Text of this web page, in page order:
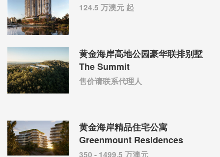
124.5 万澳元 起
黄金海岸高地公园豪华联排别墅
The Summit
售价请联系代理人
黄金海岸精品住宅公寓
Greenmount Residences
350 - 1499.5 万澳元